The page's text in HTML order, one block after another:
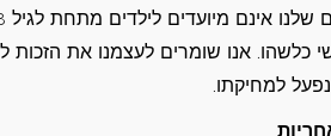
כלשהו. אנו שומרים לעצמנו את